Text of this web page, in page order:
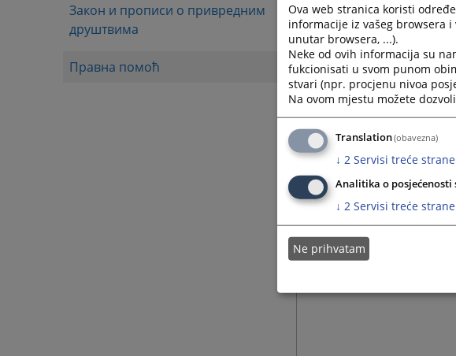
Закон и прописи о привредним
друштвима
Правна помоћ
Ova web stranica koristi
informacije iz vašeg browsera
unutar browsera, ...).
Neke od ovih informacija su
fukcionisati u svom punom
stvari (npr. procjenu nivoa
Na ovom mjestu možete
Translation(obavezna)
↓ 2 Servisi treće strane
Analitika o posjećenosti
↓ 2 Servisi treće strane
Ne prihvatam